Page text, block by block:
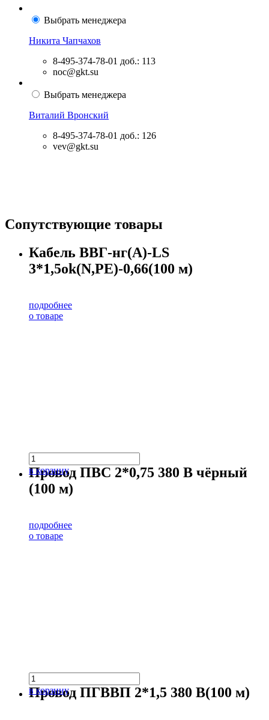
Выбрать менеджера
Никита Чапчахов
8-495-374-78-01 доб.: 113
noc@gkt.su
Выбрать менеджера
Виталий Вронский
8-495-374-78-01 доб.: 126
vev@gkt.su
Сопутствующие товары
Кабель ВВГ-нг(А)-LS
3*1,5ok(N,PE)-0,66(100 м)
подробнее
о товаре
в корзину
Провод ПВС 2*0,75 380 В чёрный
(100 м)
подробнее
о товаре
в корзину
Провод ПГВВП 2*1,5 380 В(100 м)